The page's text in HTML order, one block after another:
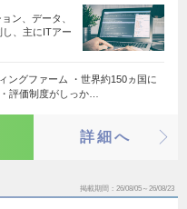
ン、データ、
、主にITアー
ングファーム ・世界約150ヵ国に
評価制度がしっか…
詳細へ
掲載期間 26/08/05～26/08/23